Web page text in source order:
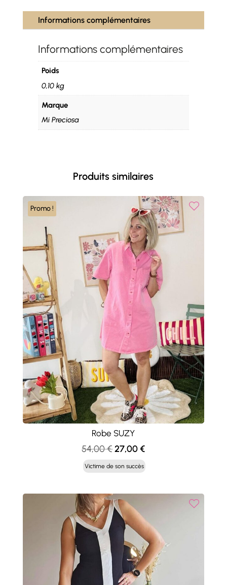
Informations complémentaires
Informations complémentaires
Poids
0,10 kg
Marque
Mi Preciosa
Produits similaires
Promo !
Robe SUZY
54,00€Le
prix
initial
54,00 €.
27,00€Le
prix
Victime de son succès